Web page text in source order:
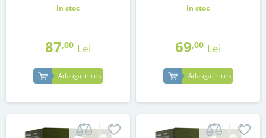
in stoc
87,00 Lei
Adauga in cos
in stoc
69,00 Lei
Adauga in cos